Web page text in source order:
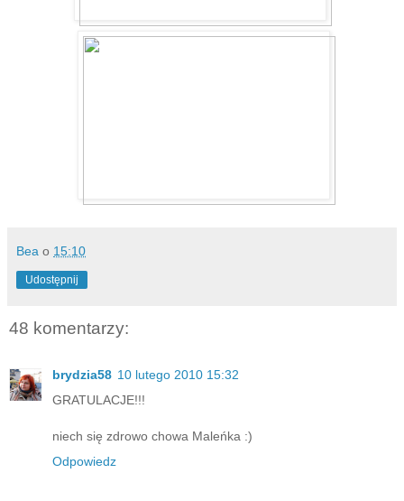
Bea o 15:10
Udostępnij
48 komentarzy:
brydzia58 10 lutego 2010 15:32
GRATULACJE!!!
niech się zdrowo chowa Maleńka :)
Odpowiedz